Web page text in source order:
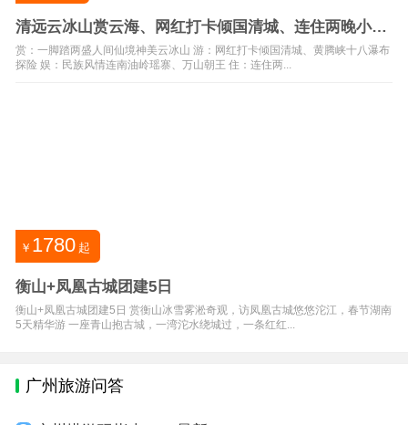
清远云冰山赏云海、网红打卡倾国清城、连住两晚小华
山汤泉五日游
赏：一脚踏两盛人间仙境神美云冰山 游：网红打卡倾国清城、黄腾峡十八瀑布
探险 娱：民族风情连南油岭瑶寨、万山朝王 住：连住两...
￥ 1780 起
衡山+凤凰古城团建5日
衡山+凤凰古城团建5日 赏衡山冰雪雾淞奇观，访凤凰古城悠悠沱江，春节湖南
5天精华游 一座青山抱古城，一湾沱水绕城过，一条红红...
广州旅游问答